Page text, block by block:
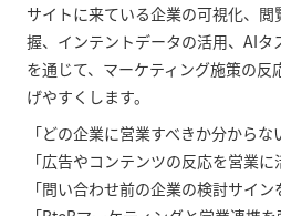
サイトに来ている企業の可視化、
握、インテントデータの活用、AI
を通じて、マーケティング施策の反
げやすくします。
「どの企業に営業すべきか分からな
「広告やコンテンツの反応を営業に
「問い合わせ前の企業の検討サイン